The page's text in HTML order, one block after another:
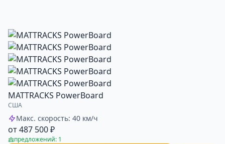
MATTRACKS PowerBoard
США
Макс. скорость: 40 км/ч
от 487 500 ₽
предложений: 1